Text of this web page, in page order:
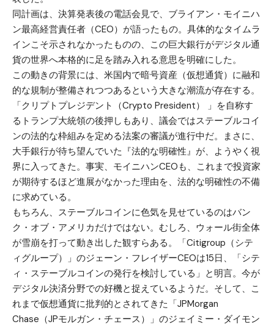
同計画は、決算発表後の電話会見で、ブライアン・モイニハ
ン最高経営責任者（CEO）が語ったもの。具体的なタイムラ
インこそ示されなかったものの、この巨大銀行がデジタル通
貨の世界へ本格的に足を踏み入れる意思を明確にした。
この動きの背景には、米国内で暗号資産（仮想通貨）に融和
的な規制が整備されつつあるという大きな潮流が存在する。
「クリプトプレジデント（Crypto President） 」を自称す
るトランプ大統領の後押しもあり、議会ではステーブルコイ
ンの法的な枠組みを定める法案の審議が進行中だ。まさに、
大手銀行が待ち望んでいた『法的な明確性』が、ようやく視
界に入ってきた。事実、モイニハンCEOも、これまで投資家
が期待するほど進展がなかった理由を、法的な明確性の不備
に求めている。
もちろん、ステーブルコインに色気を見せているのはバン
ク・オブ・アメリカだけではない。むしろ、ウォール街全体
が雪崩を打って動き出した観すらある。「Citigroup（シテ
ィグループ）」のジェーン・フレイザーCEOは15日、「シテ
ィ・ステーブルコインの発行を検討している」と明言。今が
デジタル決済分野での好機と捉えているようだ。そして、こ
れまで仮想通貨に批判的とされてきた「JPMorgan
Chase（JPモルガン・チェース）」のジェイミー・ダイモン